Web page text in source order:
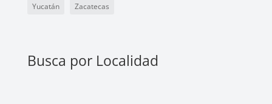
Yucatán
Zacatecas
Busca por Localidad